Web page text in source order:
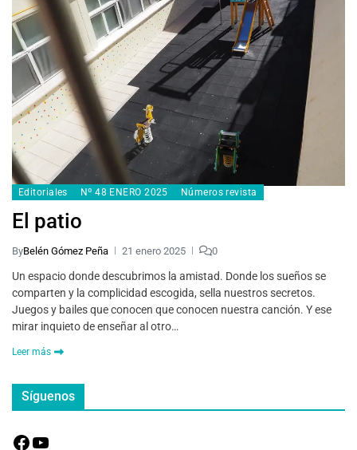
Editoriales Nº 48 ENERO 2025 Números revista
El patio
ByBelén Gómez Peña 21 enero 2025 0
Un espacio donde descubrimos la amistad. Donde los sueños se
comparten y la complicidad escogida, sella nuestros secretos.
Juegos y bailes que conocen que conocen nuestra canción. Y ese
mirar inquieto de enseñar al otro…
Leer más
Síguenos